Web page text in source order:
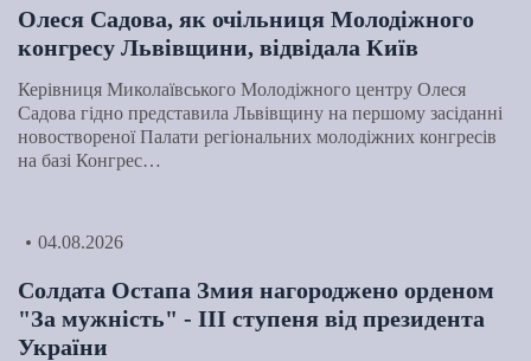
Олеся Садова, як очільниця Молодіжного
конгресу Львівщини, відвідала Київ
Керівниця Миколаївського Молодіжного центру Олеся
Садова гідно представила Львівщину на першому засіданні
новоствореної Палати регіональних молодіжних конгресів
на базі Конгрес…
04.08.2026
Солдата Остапа Змия нагороджено орденом
"За мужність" - ІІІ ступеня від президента
України